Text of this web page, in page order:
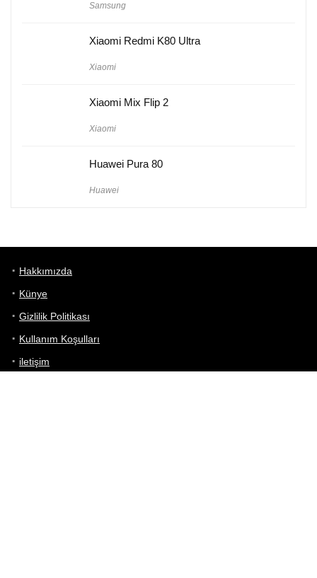
Samsung
Xiaomi Redmi K80 Ultra
Xiaomi
Xiaomi Mix Flip 2
Xiaomi
Huawei Pura 80
Huawei
Hakkımızda
Künye
Gizlilik Politikası
Kullanım Koşulları
iletişim